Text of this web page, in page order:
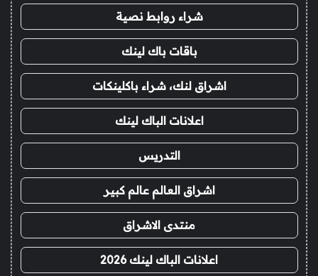
شراء روابط نصية
باقات باك لينك
اشراق لنك، شراء باكلينكات
اعلانات الباك لينك
التدريس
اشراق العالم عالم كبير
منتدى الاشراق
اعلانات الباك لينك 2026